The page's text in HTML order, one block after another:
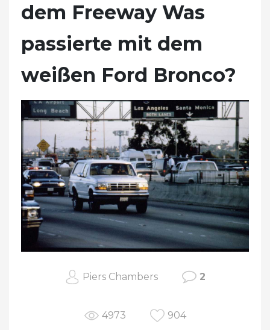
dem Freeway Was
passierte mit dem
weißen Ford Bronco?
Piers Chambers 2
4973 904